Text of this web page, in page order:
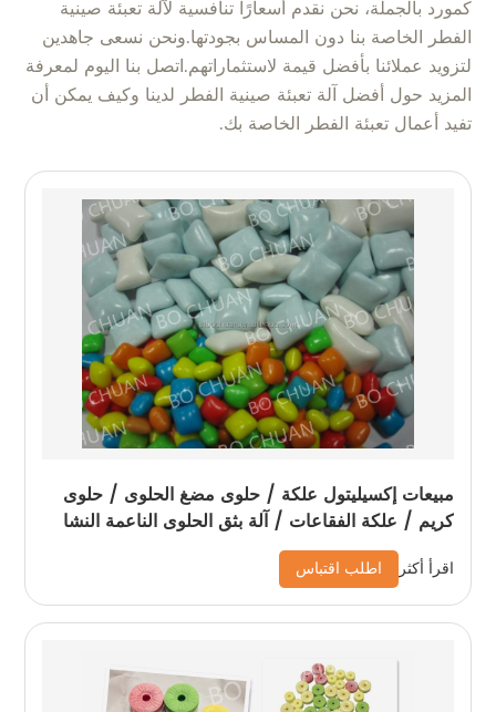
كمورد بالجملة، نحن نقدم أسعارًا تنافسية لآلة تعبئة صينية
الفطر الخاصة بنا دون المساس بجودتها.ونحن نسعى جاهدين
لتزويد عملائنا بأفضل قيمة لاستثماراتهم.اتصل بنا اليوم لمعرفة
المزيد حول أفضل آلة تعبئة صينية الفطر لدينا وكيف يمكن أن
تفيد أعمال تعبئة الفطر الخاصة بك.
مبيعات إكسيليتول علكة / حلوى مضغ الحلوى / حلوى
كريم / علكة الفقاعات / آلة بثق الحلوى الناعمة النشا
اقرأ أكثر اطلب اقتباس